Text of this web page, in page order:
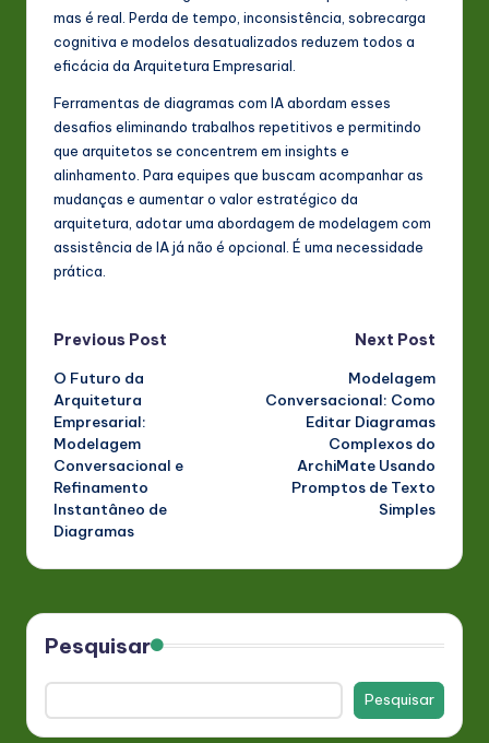
mas é real. Perda de tempo, inconsistência, sobrecarga
cognitiva e modelos desatualizados reduzem todos a
eficácia da Arquitetura Empresarial.
Ferramentas de diagramas com IA abordam esses
desafios eliminando trabalhos repetitivos e permitindo
que arquitetos se concentrem em insights e
alinhamento. Para equipes que buscam acompanhar as
mudanças e aumentar o valor estratégico da
arquitetura, adotar uma abordagem de modelagem com
assistência de IA já não é opcional. É uma necessidade
prática.
Post
navigation
Previous Post
O Futuro da
Arquitetura
Empresarial:
Modelagem
Conversacional e
Refinamento
Instantâneo de
Diagramas
Next Post
Modelagem
Conversacional: Como
Editar Diagramas
Complexos do
ArchiMate Usando
Promptos de Texto
Simples
Pesquisar
Pesquisar